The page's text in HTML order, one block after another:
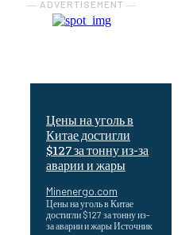
― ADVERTISEMENT ―
Цены на уголь в
Китае достигли
$127 за тонну из-за
аварии и жары
Minenergo.com
Цены на уголь в Китае
достигли $127 за тонну из-
за аварии и жары Источник